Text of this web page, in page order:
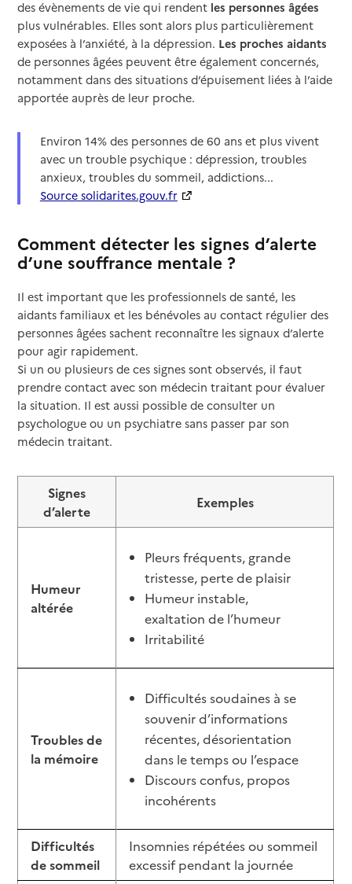
des évènements de vie qui rendent les personnes âgées
plus vulnérables. Elles sont alors plus particulièrement
exposées à l’anxiété, à la dépression. Les proches aidants
de personnes âgées peuvent être également concernés,
notamment dans des situations d’épuisement liées à l’aide
apportée auprès de leur proche.
Environ 14% des personnes de 60 ans et plus vivent
avec un trouble psychique : dépression, troubles
anxieux, troubles du sommeil, addictions...
Source solidarites.gouv.fr
Comment détecter les signes d’alerte
d’une souffrance mentale ?
Il est important que les professionnels de santé, les
aidants familiaux et les bénévoles au contact régulier des
personnes âgées sachent reconnaître les signaux d’alerte
pour agir rapidement.
Si un ou plusieurs de ces signes sont observés, il faut
prendre contact avec son médecin traitant pour évaluer
la situation. Il est aussi possible de consulter un
psychologue ou un psychiatre sans passer par son
médecin traitant.
Signes
d’alerte
Exemples
Humeur
altérée
Pleurs fréquents, grande
tristesse, perte de plaisir
Humeur instable,
exaltation de l’humeur
Irritabilité
Troubles de
la mémoire
Difficultés soudaines à se
souvenir d’informations
récentes, désorientation
dans le temps ou l’espace
Discours confus, propos
incohérents
Difficultés
de sommeil
Insomnies répétées ou sommeil
excessif pendant la journée